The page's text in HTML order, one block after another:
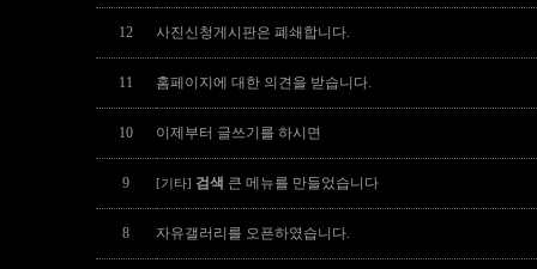
12 사진신청게시판은 폐쇄합니다.
11 홈페이지에 대한 의견을 받습니다.
10 이제부터 글쓰기를 하시면
9 [기타] 검색 큰 메뉴를 만들었습니다
8 자유갤러리를 오픈하였습니다.